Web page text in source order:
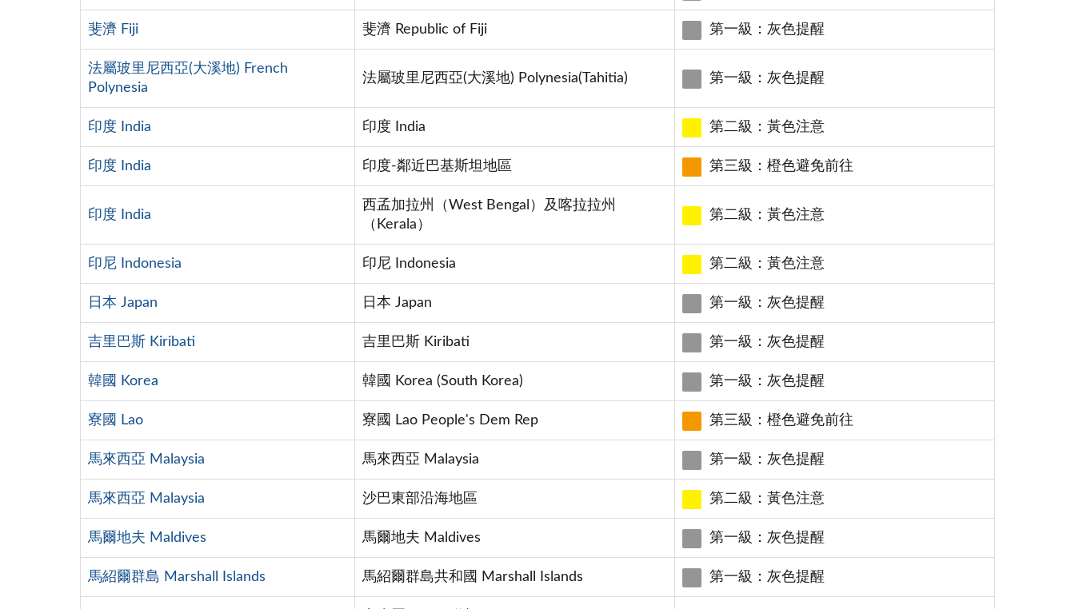
斐濟 Fiji 斐濟 Republic of Fiji 第一級：灰色提醒
法屬玻里尼西亞(大溪地) French
Polynesia
法屬玻里尼西亞(大溪地) Polynesia(Tahitia) 第一級：灰色提醒
印度 India 印度 India 第二級：黃色注意
印度 India 印度-鄰近巴基斯坦地區 第三級：橙色避免前往
印度 India
西孟加拉州（West Bengal）及喀拉拉州
（Kerala）
第二級：黃色注意
印尼 Indonesia 印尼 Indonesia 第二級：黃色注意
日本 Japan 日本 Japan 第一級：灰色提醒
吉里巴斯 Kiribati 吉里巴斯 Kiribati 第一級：灰色提醒
韓國 Korea 韓國 Korea (South Korea) 第一級：灰色提醒
寮國 Lao 寮國 Lao People's Dem Rep 第三級：橙色避免前往
馬來西亞 Malaysia 馬來西亞 Malaysia 第一級：灰色提醒
馬來西亞 Malaysia 沙巴東部沿海地區 第二級：黃色注意
馬爾地夫 Maldives 馬爾地夫 Maldives 第一級：灰色提醒
馬紹爾群島 Marshall Islands 馬紹爾群島共和國 Marshall Islands 第一級：灰色提醒